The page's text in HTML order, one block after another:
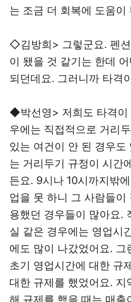
는 조금 더 회복에 도움이
◇김방희> 그렇군요. 펜
이 됐을 것 같기는 한데
되던데요. 그러니까 타격
◆박선영> 저희도 타격이
우에는 직접적으로 거리
있는 여건이 안 된 경우도
는 거리두기 규정이 시간
든요. 9시나 10시까지밖
업을 못 하니 그 사람들이
용했던 경우들이 많아요.
실 같은 경우에는 영업시
에도 많이 나갔었어요.
초기 영업시간에 대한 규
대한 규제를 했었어요. 지
해 규제를 했을 때는 매출